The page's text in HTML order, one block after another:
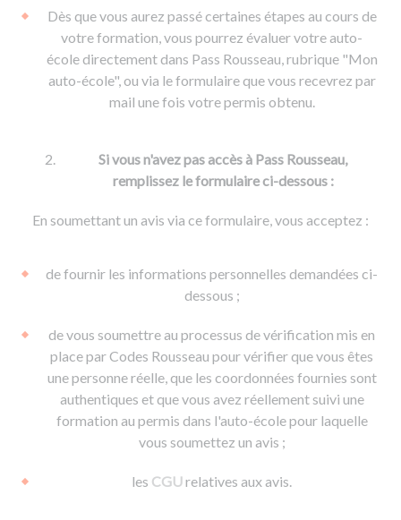
Voir tous les supports
Formation FCO
Formation CACES
Devenir enseignant de la conduite
Ressources
Dès que vous aurez passé certaines étapes au cours de
votre formation, vous pourrez évaluer votre auto-
école directement dans Pass Rousseau, rubrique "Mon
auto-école", ou via le formulaire que vous recevrez par
mail une fois votre permis obtenu.
Si vous n'avez pas accès à Pass Rousseau,
remplissez le formulaire ci-dessous :
En soumettant un avis via ce formulaire, vous acceptez :
de fournir les informations personnelles demandées ci-
dessous ;
de vous soumettre au processus de vérification mis en
place par Codes Rousseau pour vérifier que vous êtes
une personne réelle, que les coordonnées fournies sont
authentiques et que vous avez réellement suivi une
formation au permis dans l'auto-école pour laquelle
vous soumettez un avis ;
les CGUrelatives aux avis.